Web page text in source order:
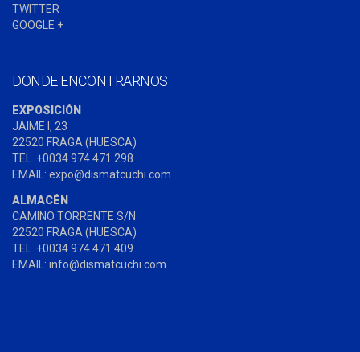
TWITTER
GOOGLE +
DONDE ENCONTRARNOS
EXPOSICIÓN
JAIME I, 23
22520 FRAGA (HUESCA)
TEL. +0034 974 471 298
EMAIL: expo@dismatcuchi.com
ALMACÉN
CAMINO TORRENTE S/N
22520 FRAGA (HUESCA)
TEL. +0034 974 471 409
EMAIL: info@dismatcuchi.com